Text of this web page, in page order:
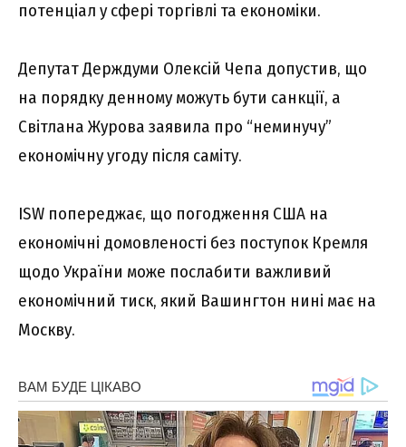
потенціал у сфері торгівлі та економіки.
Депутат Держдуми Олексій Чепа допустив, що
на порядку денному можуть бути санкції, а
Світлана Журова заявила про “неминучу”
економічну угоду після саміту.
ISW попереджає, що погодження США на
економічні домовленості без поступок Кремля
щодо України може послабити важливий
економічний тиск, який Вашингтон нині має на
Москву.